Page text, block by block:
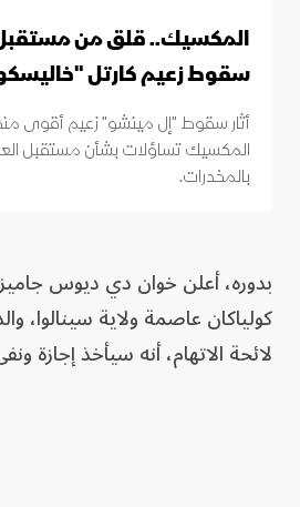
المكسيك.. قلق من
سقوط زعيم كارتل
أثار سقوط "إل مينشو" زعيم أقوى
المكسيك تساؤلات بشأن مستقبل
بالمخدرات.
بدوره، أعلن خوان دي ديوس
كولياكان عاصمة ولاية سينالوا،
لائحة الاتهام، أنه سيأخذ إجازة